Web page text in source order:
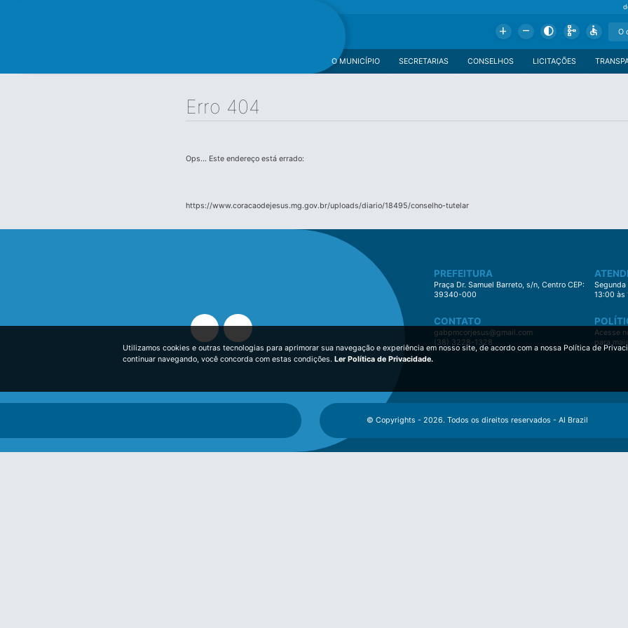
Add Remove Contrast Schema Accessible
LICITAÇÕES
CONSELHOS
SECRETARIAS
O MUNICÍPIO
Erro 404
Ops... Este endereço está errado:
https://www.coracaodejesus.mg.gov.br/uploads/diario/18495/conselho-tutelar
PREFEITURA
Praça Dr. Samuel Barreto, s/n, Centro CEP:
39340-000
Segunda
13:00 às
CONTATO
gabpmcorjesus@gmail.com
(38) 3228-1328
Acesse
para
© Copyrights - 2026. Todos os direitos reservados - AI Brazil
Utilizamos cookies e outras tecnologias para aprimorar sua navegação e experiência em nosso site, de acordo com a nossa Política de
continuar navegando, você concorda com estas condições. Ler Política de Privacidade.